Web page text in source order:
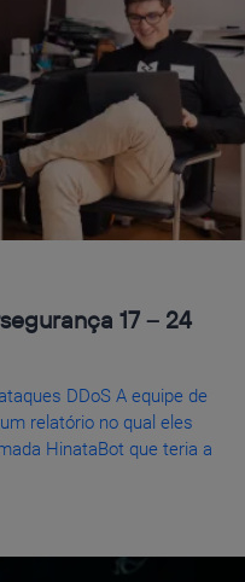
17 – 24
DDoS A equipe de
relatório no qual eles
HinataBot que teria a